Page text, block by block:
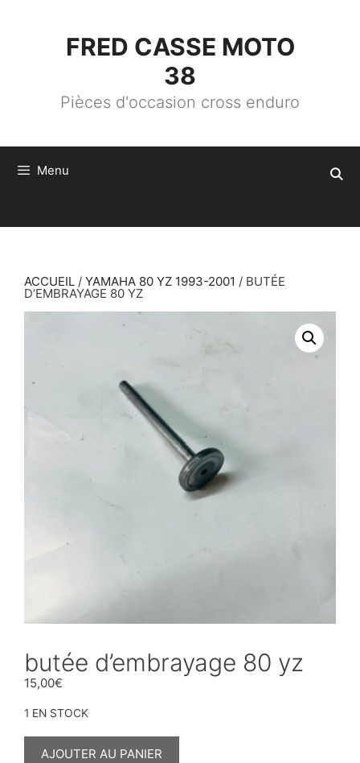
FRED CASSE MOTO
38
Pièces d'occasion cross enduro
Menu
ACCUEIL / YAMAHA 80 YZ 1993-2001 / BUTÉE
D’EMBRAYAGE 80 YZ
butée d’embrayage 80 yz
15,00€
1 EN STOCK
QUANTITÉ
AJOUTER AU PANIER